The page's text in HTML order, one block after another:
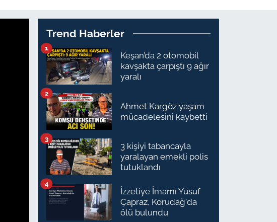
Trend Haberler
Keşan’da 2 otomobil
kavşakta çarpıştı 9 ağır
yaralı
1
Ahmet Kargöz yaşam
mücadelesini kaybetti
2
3 kişiyi tabancayla
yaralayan emekli polis
tutuklandı
3
İzzetiye İmamı Yusuf
Çapraz, Korudağ'da
ölü bulundu
4